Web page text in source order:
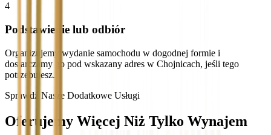
4
Podstawienie lub odbiór
Organizujemy wydanie samochodu w dogodnej formie i
dostarczamy go pod wskazany adres w Chojnicach, jeśli tego
potrzebujesz.
Sprawdź Nasze Dodatkowe Usługi
Oferujemy Więcej Niż Tylko Wynajem